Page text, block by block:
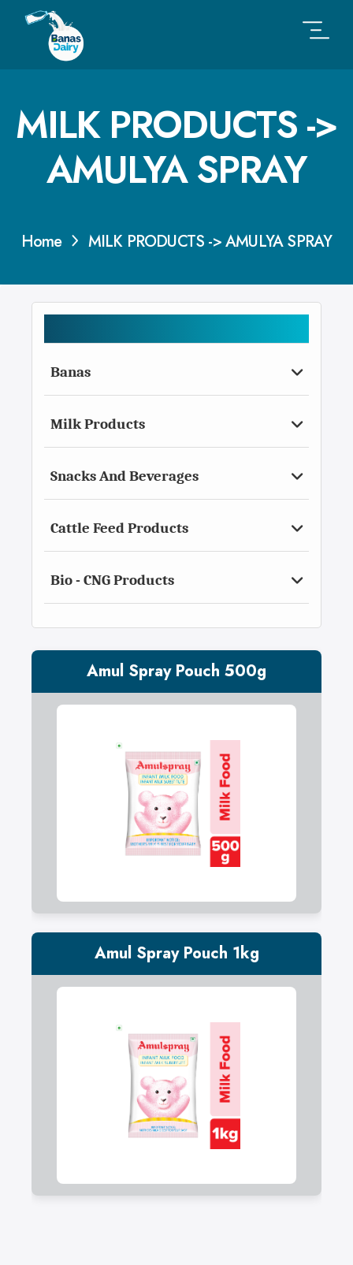
MILK PRODUCTS ->
AMULYA SPRAY
Home MILK PRODUCTS -> AMULYA SPRAY
Banas
Milk Products
Snacks And Beverages
Cattle Feed Products
Bio - CNG Products
Amul Spray Pouch 500g
Amul Spray Pouch 1kg